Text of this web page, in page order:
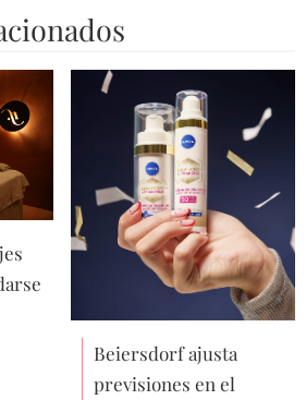
Beiersdorf ajusta
previsiones en el